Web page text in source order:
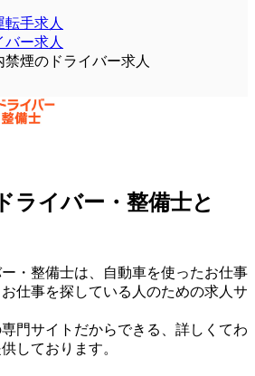
転手求人
ー求人
煙のドライバー求人
ライバー・整備士と
・整備士は、自動車を使ったお仕事
仕事を探している人のための求人サ
門サイトだからできる、詳しくてわ
しております。